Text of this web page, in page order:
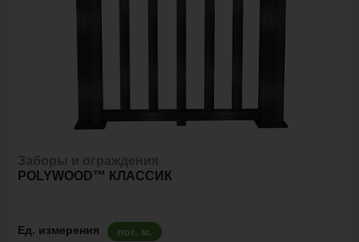
POLYWOOD™ КЛАССИК
Ед. измерения пог. м.